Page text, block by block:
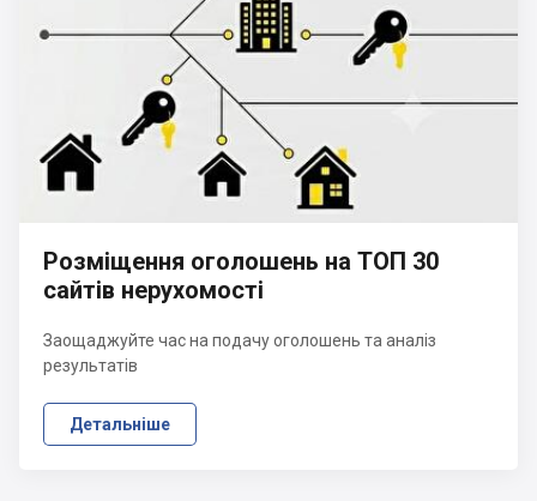
Розміщення оголошень на ТОП 30
сайтів нерухомості
Заощаджуйте час на подачу оголошень та аналіз
результатів
Детальніше